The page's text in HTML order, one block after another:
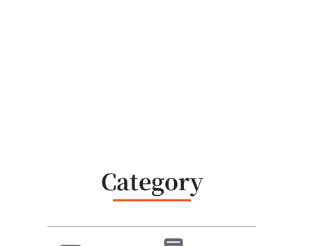
Category